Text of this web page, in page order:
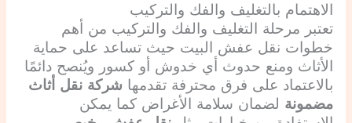
الاهتمام بالتغليف والفك والتركيب
تعتبر مرحلة التغليف والفك والتركيب من أهم
خطوات نقل عفش البيت حيث تساعد على حماية
الأثاث ومنع حدوث أي خدوش أو كسور ويُنصح دائمًا
بالاعتماد على فرق محترفة تقدمها شركة نقل أثاث
مضمونة لضمان سلامة الأغراض كما يمكن